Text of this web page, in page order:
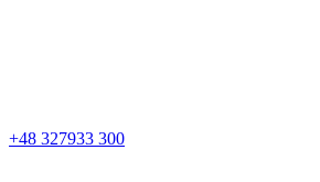
+48 327933 300